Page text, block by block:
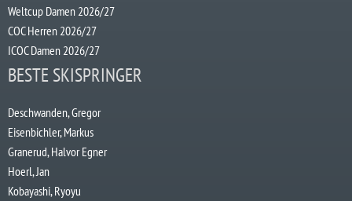
Weltcup Damen 2026/27
COC Herren 2026/27
ICOC Damen 2026/27
BESTE SKISPRINGER
Deschwanden, Gregor
Eisenbichler, Markus
Granerud, Halvor Egner
Hoerl, Jan
Kobayashi, Ryoyu